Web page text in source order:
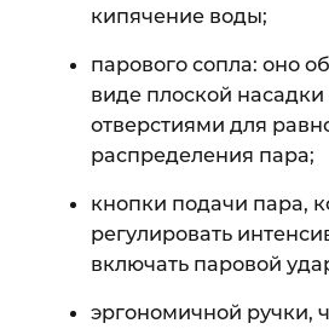
кипячение воды;
парового сопла: оно
виде плоской
отверстиями для
распределения пара;
кнопки подачи пара,
регулировать
включать паровой
эргономичной ручки,